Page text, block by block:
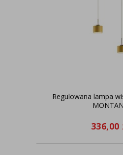
Regulowana lampa
336,00